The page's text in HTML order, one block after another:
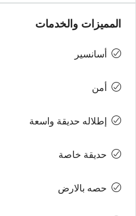
المميزات والخدمات
أسانسير
أمن
إطلاله حديقة واسعة
حديقة خاصة
حصه بالارض